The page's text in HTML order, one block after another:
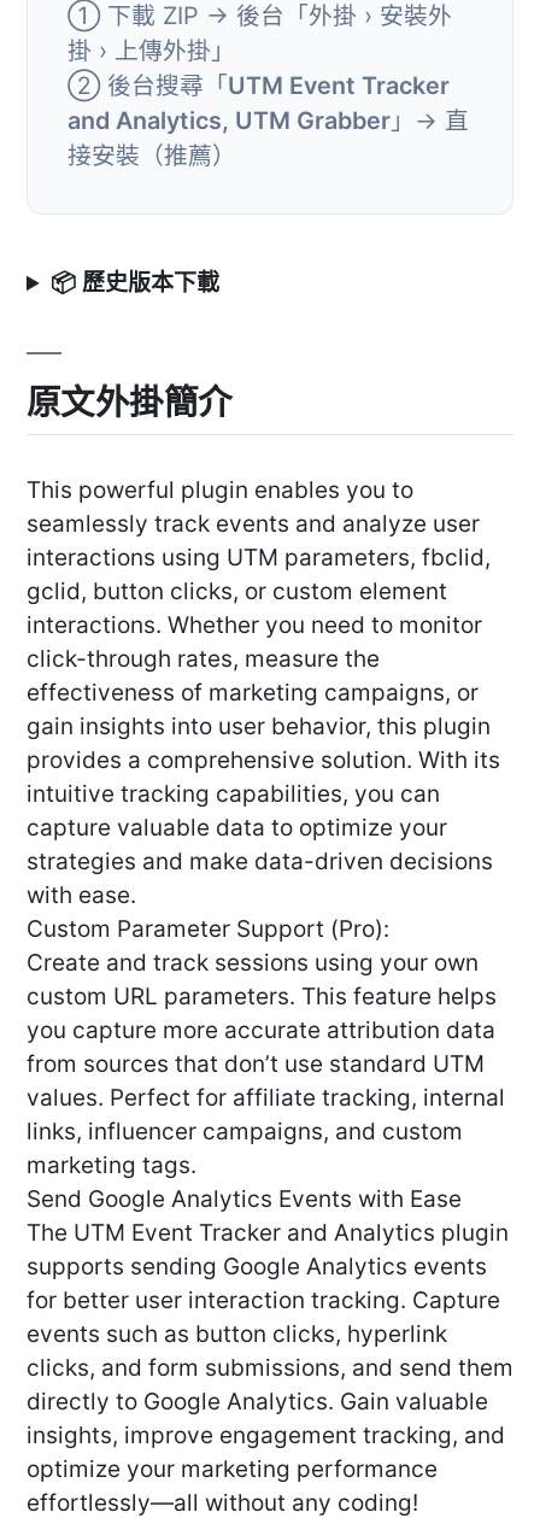
① 下載 ZIP → 後台「外掛 › 安裝外
掛 › 上傳外掛」
② 後台搜尋「UTM Event Tracker
and Analytics, UTM Grabber 」→ 直
接安裝（推薦）
📦 歷史版本下載
原文外掛簡介
This powerful plugin enables you to
seamlessly track events and analyze user
interactions using UTM parameters, fbclid,
gclid, button clicks, or custom element
interactions. Whether you need to monitor
click-through rates, measure the
effectiveness of marketing campaigns, or
gain insights into user behavior, this plugin
provides a comprehensive solution. With its
intuitive tracking capabilities, you can
capture valuable data to optimize your
strategies and make data-driven decisions
with ease.
Custom Parameter Support (Pro):
Create and track sessions using your own
custom URL parameters. This feature helps
you capture more accurate attribution data
from sources that don’t use standard UTM
values. Perfect for affiliate tracking, internal
links, influencer campaigns, and custom
marketing tags.
Send Google Analytics Events with Ease
The UTM Event Tracker and Analytics plugin
supports sending Google Analytics events
for better user interaction tracking. Capture
events such as button clicks, hyperlink
clicks, and form submissions, and send them
directly to Google Analytics. Gain valuable
insights, improve engagement tracking, and
optimize your marketing performance
effortlessly—all without any coding!